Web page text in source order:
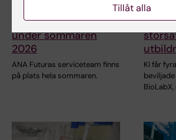
Futuras serviceteam
under sommaren
2026
ANA Futuras serviceteam finns
på plats hela sommaren.
KI
KI får
Tillåt alla